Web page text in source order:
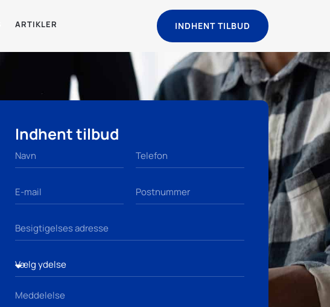
ARTIKLER INDHENT TILBUD
Indhent tilbud